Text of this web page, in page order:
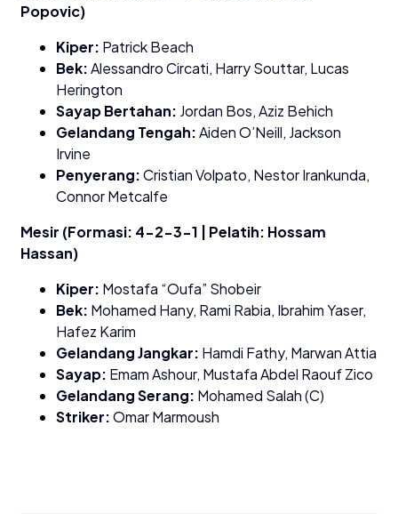
Popovic)
Kiper: Patrick Beach
Bek:Alessandro Circati, Harry Souttar, Lucas
Herington
Sayap Bertahan: Jordan Bos, Aziz Behich
Gelandang Tengah:Aiden O’Neill, Jackson
Irvine
Penyerang:Cristian Volpato, Nestor Irankunda,
Connor Metcalfe
Mesir (Formasi: 4-2-3-1 | Pelatih: Hossam
Hassan)
Kiper: Mostafa “Oufa” Shobeir
Bek: Mohamed Hany, Rami Rabia, Ibrahim Yaser,
Hafez Karim
Gelandang Jangkar: Hamdi Fathy, Marwan Attia
Sayap: Emam Ashour, Mustafa Abdel Raouf Zico
Gelandang Serang: Mohamed Salah (C)
Striker:Omar Marmoush